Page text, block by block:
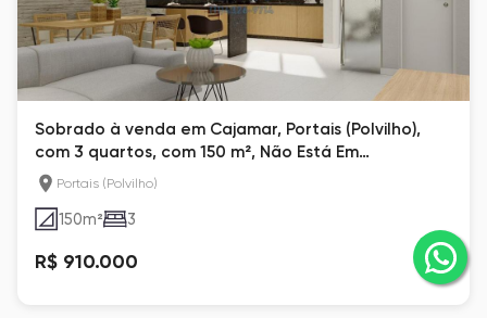
Sobrado à venda em Cajamar, Portais (Polvilho),
com 3 quartos, com 150 m², Não Está Em
Condomínio
Portais (Polvilho)
150m² 3
R$ 910.000